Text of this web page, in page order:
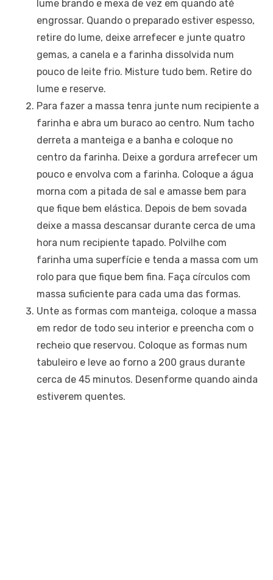
lume brando e mexa de vez em quando até
engrossar. Quando o preparado estiver espesso,
retire do lume, deixe arrefecer e junte quatro
gemas, a canela e a farinha dissolvida num
pouco de leite frio. Misture tudo bem. Retire do
lume e reserve.
Para fazer a massa tenra junte num recipiente a
farinha e abra um buraco ao centro. Num tacho
derreta a manteiga e a banha e coloque no
centro da farinha. Deixe a gordura arrefecer um
pouco e envolva com a farinha. Coloque a água
morna com a pitada de sal e amasse bem para
que fique bem elástica. Depois de bem sovada
deixe a massa descansar durante cerca de uma
hora num recipiente tapado. Polvilhe com
farinha uma superfície e tenda a massa com um
rolo para que fique bem fina. Faça círculos com
massa suficiente para cada uma das formas.
Unte as formas com manteiga, coloque a massa
em redor de todo seu interior e preencha com o
recheio que reservou. Coloque as formas num
tabuleiro e leve ao forno a 200 graus durante
cerca de 45 minutos. Desenforme quando ainda
estiverem quentes.